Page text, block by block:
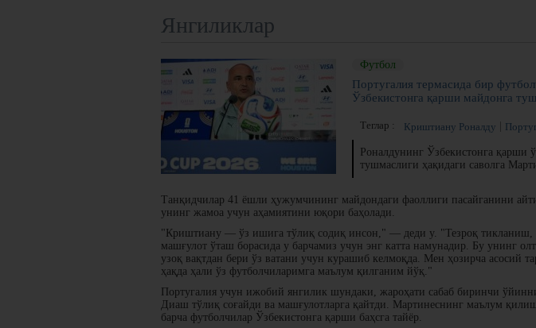
Янгиликлар
Футбол
Португалия термасида бир
Ўзбекистонга қарши майдонга
Теглар : Криштиану Роналду
Роналдунинг Ўзбекистонга қарши
тушмаслиги ҳақидаги саволга
Танқидчилар 41 ёшли ҳужумчининг майдондаги фаоллиги пасайганини
унинг жамоа учун аҳамиятини юқори баҳолади.
"Криштиану — ўз ишига тўлиқ содиқ инсон," — деди у. "Тезроқ тикланиш,
машғулот ўташ борасида у барчамиз учун энг катта намунадир. Бу унинг
узоқ вақтдан бери ўз ватани учун курашиб келмоқда. Мен ҳозирча асосий
ҳақда ҳали ўз футболчиларимга маълум қилганим йўқ."
Португалия учун ижобий янгилик шундаки, жароҳати сабаб биринчи
Диаш тўлиқ соғайди ва машғулотларга қайтди. Мартинеснинг маълум
барча футболчилар Ўзбекистонга қарши баҳсга тайёр.